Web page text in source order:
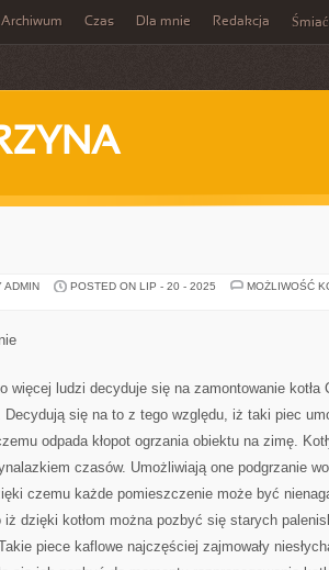
Archiwum Czas Dla mnie Redakcja Śmiać
ADMIN POSTED ON LIP - 20 - 2025
MOŻLIWOŚĆ
więcej ludzi decyduje się na zamontowanie kotła
się na to z tego względu, iż taki piec
odpada kłopot ogrzania obiektu na zimę.
czasów. Umożliwiają one podgrzanie
czemu każde pomieszczenie może być
iż dzięki kotłom można pozbyć się starych
piece kaflowe najczęściej zajmowały